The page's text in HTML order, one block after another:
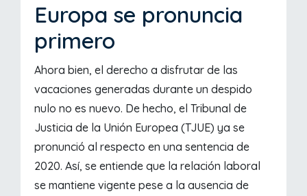
Europa se pronuncia
primero
Ahora bien, el derecho a disfrutar de las
vacaciones generadas durante un despido
nulo no es nuevo. De hecho, el Tribunal de
Justicia de la Unión Europea (TJUE) ya se
pronunció al respecto en una sentencia de
2020. Así, se entiende que la relación laboral
se mantiene vigente pese a la ausencia de